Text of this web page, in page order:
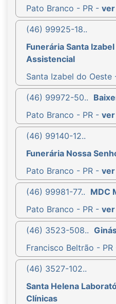
Pato Branco - PR -
(46) 99925-18..
Funerária Santa
Assistencial
Santa Izabel do Oeste
(46) 99972-50..
Pato Branco - PR -
(46) 99140-12..
Funerária Nossa
Pato Branco - PR -
(46) 99981-77.. MDC
Pato Branco - PR -
(46) 3523-508..
Francisco Beltrão - PR
(46) 3527-102..
Santa Helena
Clínicas